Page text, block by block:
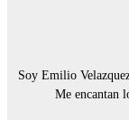
Soy Emilio
Me encantan